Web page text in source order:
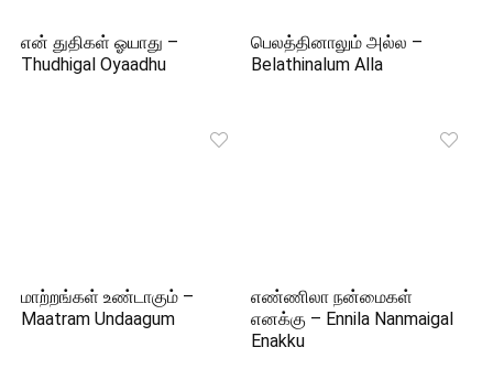
என் துதிகள் ஓயாது –
Thudhigal Oyaadhu
பெலத்தினாலும் அல்ல –
Belathinalum Alla
மாற்றங்கள் உண்டாகும் –
Maatram Undaagum
எண்ணிலா நன்மைகள்
எனக்கு – Ennila Nanmaigal
Enakku